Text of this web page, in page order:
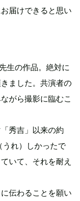
届けできると思い
生の作品。絶対に
ました。共演者の
がら撮影に臨むこ
秀吉」以来の約
れ）しかったで
いて、それを耐え
伝わることを願い